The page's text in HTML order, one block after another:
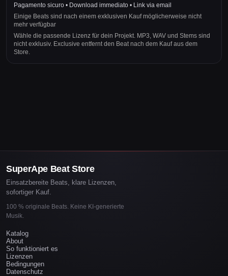
Pagamento sicuro • Download immediato • Link via email
Einige Beats sind nach einem exklusiven Kauf möglicherweise nicht
mehr verfügbar
Wähle die passende Lizenz für dein Projekt. MP3, WAV und Stems sind
nicht exklusiv. Exclusive entfernt den Beat nach dem Kauf aus dem
Store.
SuperApe Beat Store
Einsatzbereite Beats, klare Lizenzen,
sofortiger Kauf.
100 % originale Beats. Keine KI-generierte
Musik.
Katalog
About
So funktioniert es
Lizenzen
Bedingungen
Datenschutz